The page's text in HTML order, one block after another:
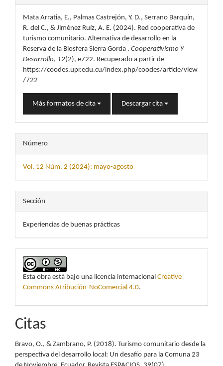
del
artículo
Mata Arratia, E., Palmas Castrejón, Y. D., Serrano Barquín,
R. del C., & Jiménez Ruíz, A. E. (2024). Red cooperativa de
turismo comunitario. Alternativa de desarrollo en la
Reserva de la Biosfera Sierra Gorda . Cooperativismo Y
Desarrollo, 12(2), e722. Recuperado a partir de
https://coodes.upr.edu.cu/index.php/coodes/article/view
/722
Más formatos de cita Descargar cita
Número
Vol. 12 Núm. 2 (2024): mayo-agosto
Sección
Experiencias de buenas prácticas
Esta obra está bajo una licencia internacional Creative
Commons Atribución-NoComercial 4.0.
Citas
Bravo, O., & Zambrano, P. (2018). Turismo comunitario desde la
perspectiva del desarrollo local: Un desafío para la Comuna 23